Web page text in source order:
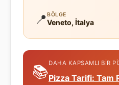
📍 BÖLGE
Veneto, İtalya
📚DAHA KAPSAMLI BIR
Pizza Tarifi: Tam